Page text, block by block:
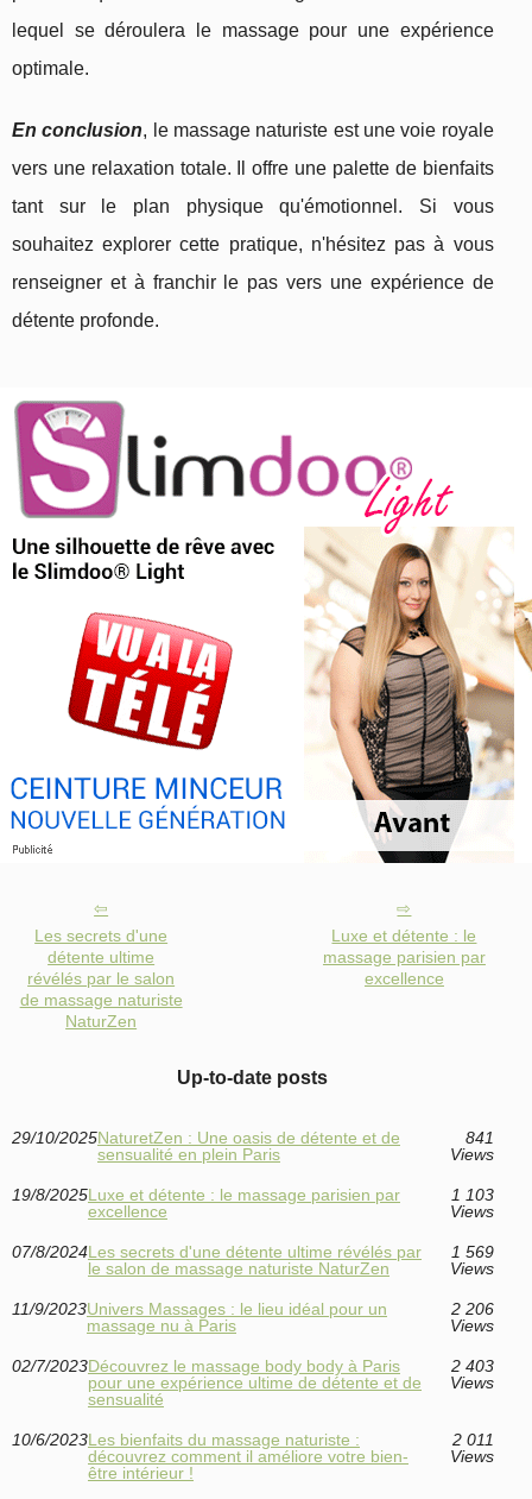
lequel se déroulera le massage pour une expérience
optimale.
En conclusion, le massage naturiste est une voie royale
vers une relaxation totale. Il offre une palette de bienfaits
tant sur le plan physique qu'émotionnel. Si vous
souhaitez explorer cette pratique, n'hésitez pas à vous
renseigner et à franchir le pas vers une expérience de
détente profonde.
Les secrets d'une
détente ultime
révélés par le salon
de massage naturiste
NaturZen
Luxe et détente : le
massage parisien par
excellence
Up-to-date posts
29/10/2025NaturetZen : Une oasis de détente et de
sensualité en plein Paris
841
Views
19/8/2025Luxe et détente : le massage parisien par
excellence
1 103
Views
07/8/2024Les secrets d'une détente ultime révélés par
le salon de massage naturiste NaturZen
1 569
Views
11/9/2023Univers Massages : le lieu idéal pour un
massage nu à Paris
2 206
Views
02/7/2023Découvrez le massage body body à Paris
pour une expérience ultime de détente et de
sensualité
2 403
Views
10/6/2023Les bienfaits du massage naturiste :
découvrez comment il améliore votre bien-
être intérieur !
2 011
Views